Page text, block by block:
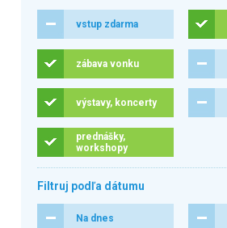
vstup zdarma
zábava vonku
výstavy, koncerty
prednášky,
workshopy
Filtruj podľa dátumu
Na dnes